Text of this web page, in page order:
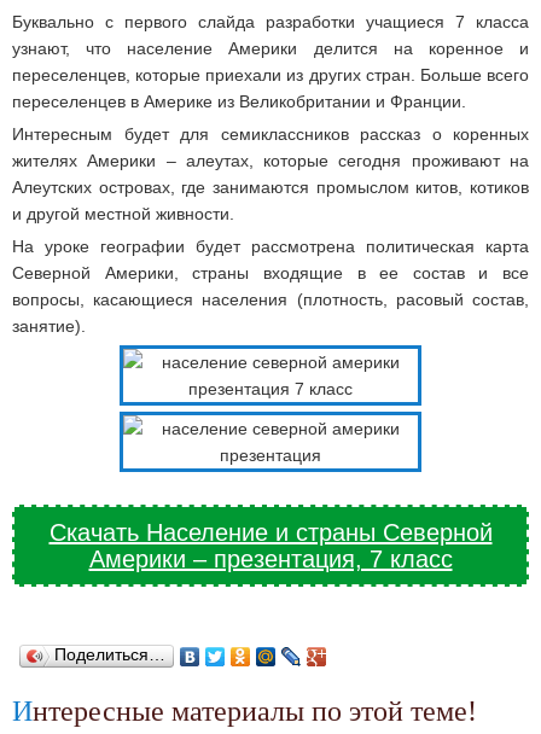
Буквально с первого слайда разработки учащиеся 7 класса
узнают, что население Америки делится на коренное и
переселенцев, которые приехали из других стран. Больше всего
переселенцев в Америке из Великобритании и Франции.
Интересным будет для семиклассников рассказ о коренных
жителях Америки – алеутах, которые сегодня проживают на
Алеутских островах, где занимаются промыслом китов, котиков
и другой местной живности.
На уроке географии будет рассмотрена политическая карта
Северной Америки, страны входящие в ее состав и все
вопросы, касающиеся населения (плотность, расовый состав,
занятие).
Скачать Население и страны Северной
Америки – презентация, 7 класс
Поделиться…
Интересные материалы по этой теме!